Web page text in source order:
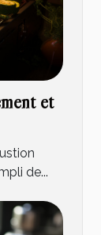
et
de...